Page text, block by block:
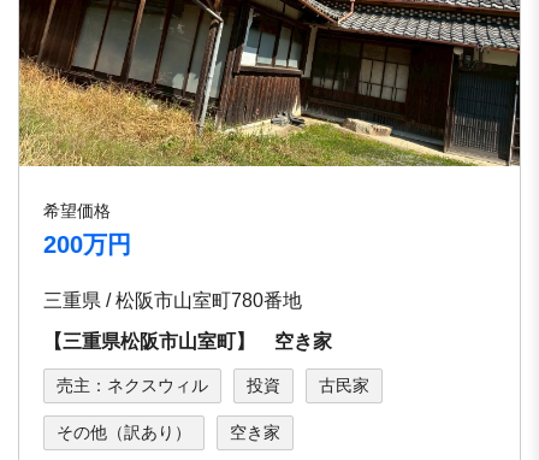
希望価格
200万円
三重県 / 松阪市山室町780番地
【三重県松阪市山室町】 空き家
売主：ネクスウィル 投資 古民家
その他（訳あり） 空き家